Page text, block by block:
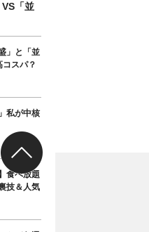
「並
」と「並
スパ？
私が中核
食べ放題
技＆人気